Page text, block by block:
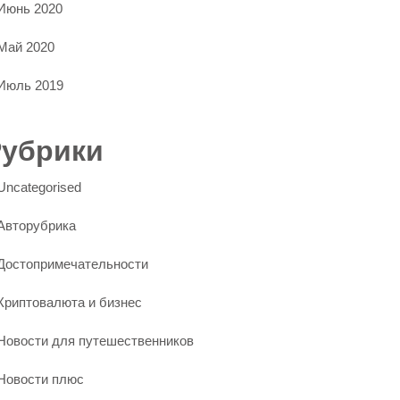
2020
2020
2019
и бизнес
для путешественников
плюс